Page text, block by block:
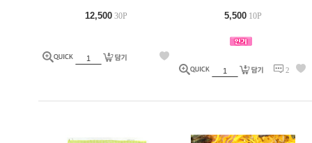
12,500 30P 5,500 10P
2